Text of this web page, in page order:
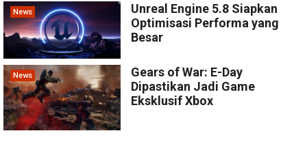
News
Unreal Engine 5.8 Siapkan
Optimisasi Performa yang
Besar
News
Gears of War: E-Day
Dipastikan Jadi Game
Eksklusif Xbox